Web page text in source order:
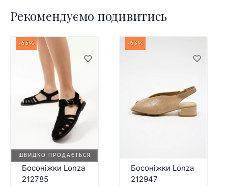
Рекомендуємо подивитись
ШВИДКО ПРОДАЄТЬСЯ
-65%
Босоніжки Lonza
212785
-63%
Босоніжки Lonza
212947